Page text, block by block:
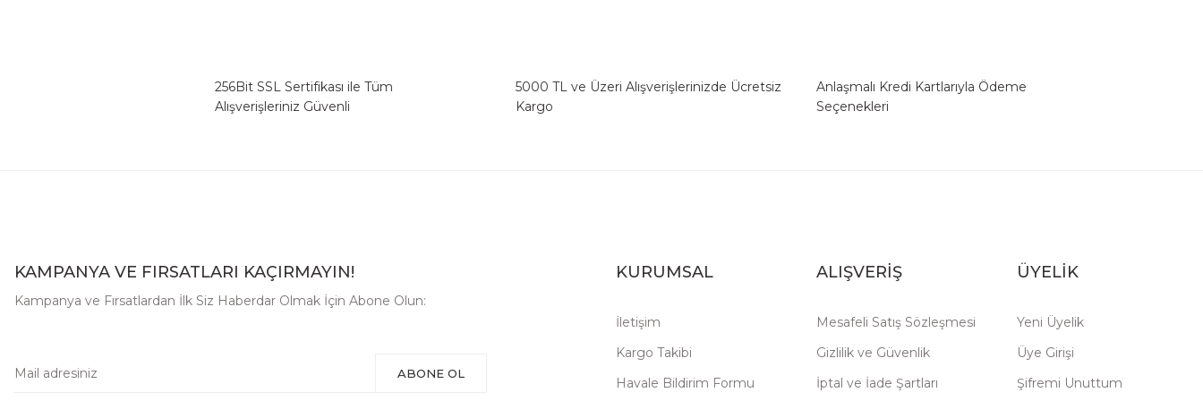
256Bit SSL Sertifikası ile Tüm
Alışverişleriniz Güvenli
5000 TL ve Üzeri Alışverişlerinizde Ücretsiz
Kargo
Anlaşmalı Kredi Kartlarıyla Ödeme
Seçenekleri
KAMPANYA VE FIRSATLARI KAÇIRMAYIN!
Kampanya ve Fırsatlardan İlk Siz Haberdar Olmak İçin Abone Olun:
ABONE OL
KURUMSAL
İletişim
Kargo Takibi
Havale Bildirim Formu
ALIŞVERİŞ
Mesafeli Satış Sözleşmesi
Gizlilik ve Güvenlik
İptal ve İade Şartları
ÜYELİK
Yeni Üyelik
Üye Girişi
Şifremi Unuttum